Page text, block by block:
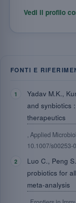
Vedi il profilo
FONTI E
Yadav M.K.,
and synbiotics
therapeutics
, Applied
10.1007/s00253-
Luo C., Peng
probiotics for
meta-analysis